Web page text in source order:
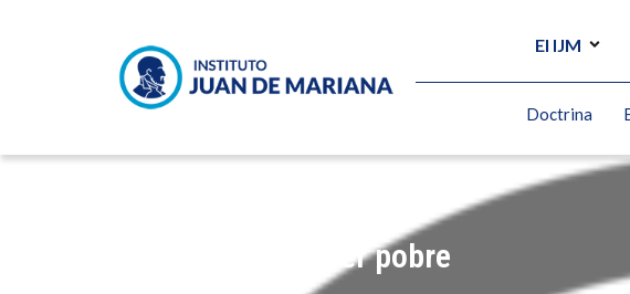
El IJM
Doctrina
El derecho a no ser pobre